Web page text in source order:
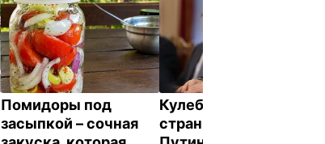
Помидоры под
засыпкой – сочная
Кулеба рассказал о
странной манере